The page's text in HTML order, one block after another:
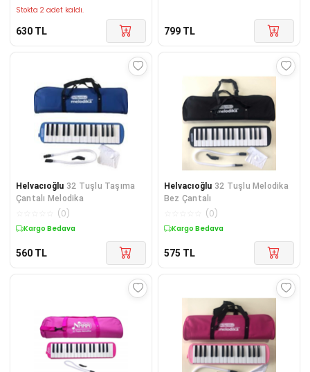
Stokta 2 adet kaldı.
630 TL 799 TL
Helvacıoğlu 32 Tuşlu Taşıma
Çantalı Melodika
(0)
Kargo Bedava
560 TL
Helvacıoğlu 32 Tuşlu Melodika
Bez Çantalı
(0)
Kargo Bedava
575 TL